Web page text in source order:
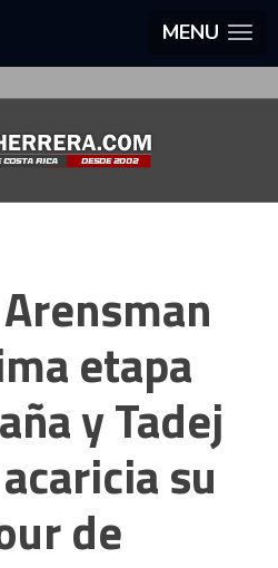
MENU
etapa
y Tadej
su
de